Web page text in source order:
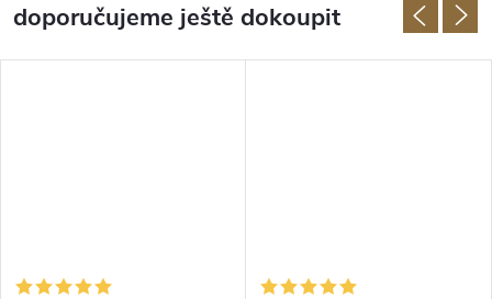
doporučujeme ještě dokoupit